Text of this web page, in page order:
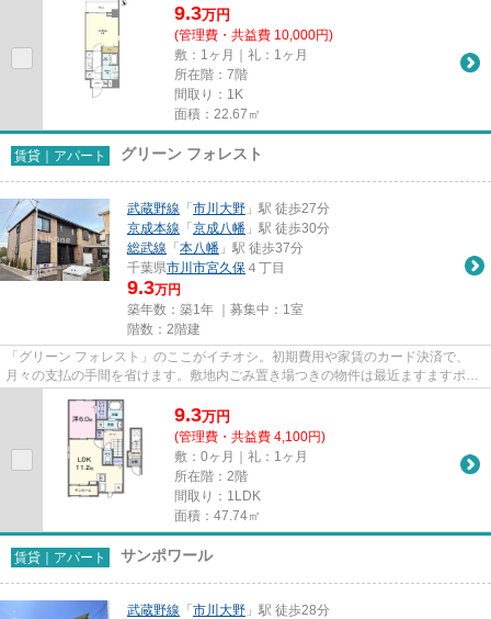
9.3万円
(管理費・共益費 10,000円)
敷：1ヶ月｜礼：1ヶ月
所在階：7階
間取り：1K
面積：22.67㎡
賃貸｜アパート グリーン フォレスト
武蔵野線 「 市川大野 」駅 徒歩27分
京成本線 「 京成八幡 」駅 徒歩30分
総武線 「 本八幡 」駅 徒歩37分
千葉県市川市宮久保 ４丁目
9.3万円
築年数：築1年 ｜募集中： 1室
階数：2階建
「グリーン フォレスト」のここがイチオシ。初期費用や家賃のカード決済で、
月々の支払の手間を省けます。敷地内ごみ置き場つきの物件は最近ますますポピ
9.3万円
(管理費・共益費 4,100円)
敷：0ヶ月｜礼：1ヶ月
所在階：2階
間取り：1LDK
面積：47.74㎡
賃貸｜アパート サンポワール
武蔵野線 「 市川大野 」駅 徒歩28分